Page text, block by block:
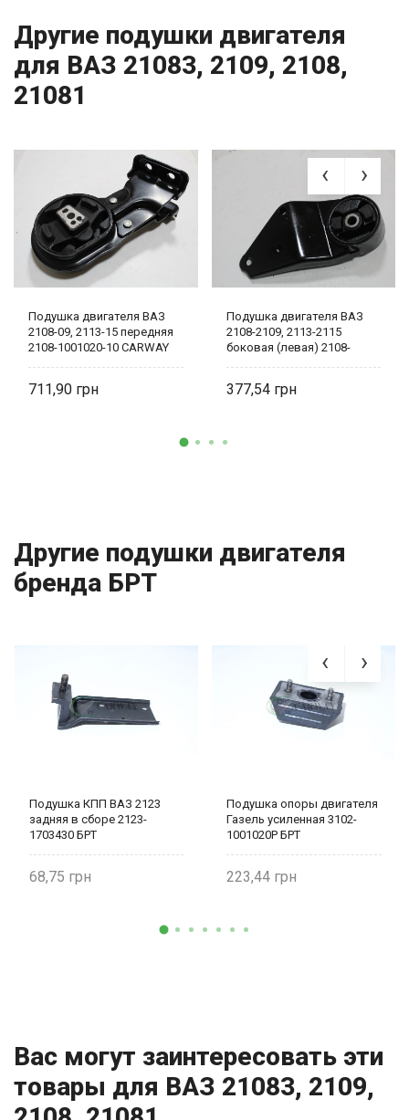
Другие подушки двигателя
для ВАЗ 21083, 2109, 2108,
21081
Подушка двигателя ВАЗ
2108-09, 2113-15 передняя
2108-1001020-10 CARWAY
711,90
Подушка двигателя ВАЗ
2108-2109, 2113-2115
боковая (левая) 2108-
377,54
Другие подушки двигателя
бренда БРТ
Подушка КПП ВАЗ 2123
задняя в сборе 2123-
1703430 БРТ
68,75
Подушка опоры двигателя
Газель усиленная 3102-
1001020Р БРТ
223,44
Вас могут заинтересовать эти
товары для ВАЗ 21083, 2109,